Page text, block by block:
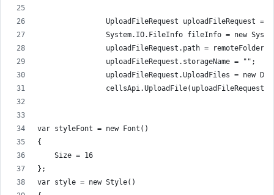
UploadFileRequest uploadFileRequest =
System.IO.FileInfo fileInfo = new
uploadFileRequest.path = remoteFolder
                uploadFileRequest.storageName = "";
uploadFileRequest.UploadFiles = new
                cellsApi.UploadFile(uploadFileRequest);
var styleFont = new Font()
{
    Size = 16
};
var style = new Style()